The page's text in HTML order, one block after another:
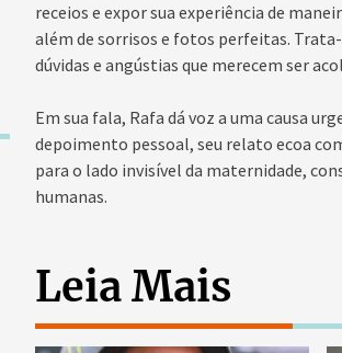
receios e expor sua experiência de
além de sorrisos e fotos perfeitas.
dúvidas e angústias que merecem ser
Em sua fala, Rafa dá voz a uma causa
depoimento pessoal, seu relato ecoa
para o lado invisível da maternidade,
humanas.
Leia Mais